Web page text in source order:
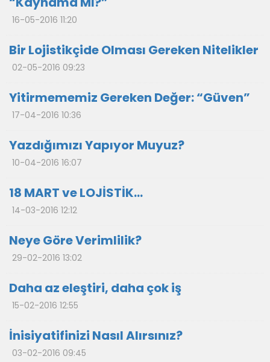
16-05-2016 11:20
Bir Lojistikçide Olması Gereken Nitelikler
02-05-2016 09:23
Yitirmememiz Gereken Değer: “Güven”
17-04-2016 10:36
Yazdığımızı Yapıyor Muyuz?
10-04-2016 16:07
18 MART ve LOJİSTİK…
14-03-2016 12:12
Neye Göre Verimlilik?
29-02-2016 13:02
Daha az eleştiri, daha çok iş
15-02-2016 12:55
İnisiyatifinizi Nasıl Alırsınız?
03-02-2016 09:45